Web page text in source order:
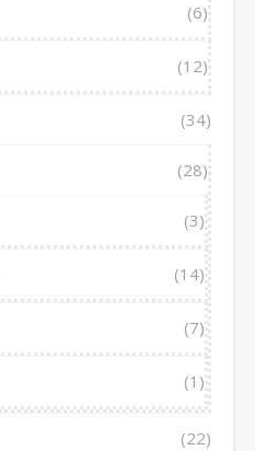
(6)
(12)
(34)
(28)
(3)
(14)
(7)
(1)
(22)